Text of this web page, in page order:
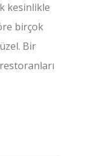
kesinlikle
birçok
Bir